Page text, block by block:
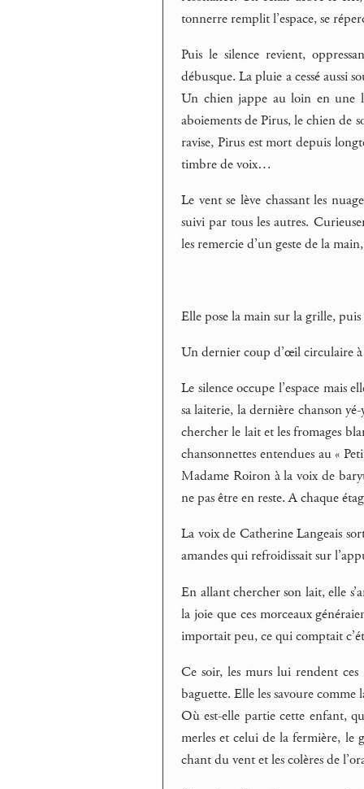
tonnerre remplit l’espace, se
Puis le silence revient,
débusque. La pluie a cessé aussi
Un chien jappe au loin en une
aboiements de Pirus, le chien de
ravise, Pirus est mort depuis
timbre de voix…
Le vent se lève chassant les
suivi par tous les autres.
les remercie d’un geste de la
Elle pose la main sur la grille,
Un dernier coup d’œil circulaire à
Le silence occupe l’espace mais
sa laiterie, la dernière chanson
chercher le lait et les fromages
chansonnettes entendues au «
Madame Roiron à la voix de
ne pas être en reste. A chaque
La voix de Catherine Langeais
amandes qui refroidissait sur
En allant chercher son lait, elle
la joie que ces morceaux
importait peu, ce qui comptait
Ce soir, les murs lui rendent
baguette. Elle les savoure comme
Où est-elle partie cette enfant,
merles et celui de la fermière,
chant du vent et les colères de